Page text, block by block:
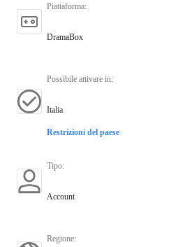
Piattaforma:
DramaBox
Possibile attivare in:
Italia
Restrizioni del paese
Tipo:
Account
Regione: